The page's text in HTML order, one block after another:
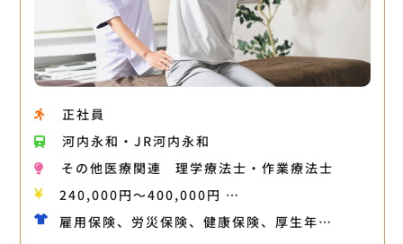
正社員
河内永和・JR河内永和
その他医療関連
理学療法士・作業療法士
240,000円〜400,000円 …
雇用保険、労災保険、健康保険、厚生年…